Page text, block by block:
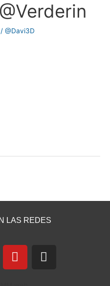
/ @Davi3D
LAS REDES
Y
o
I
n